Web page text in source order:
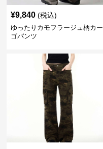
¥9,840 (税込)
ゆったりカモフラージュ柄カー
ゴパンツ